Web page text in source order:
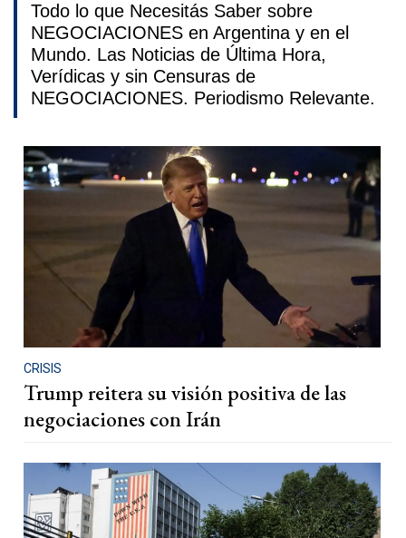
Todo lo que Necesitás Saber sobre
NEGOCIACIONES en Argentina y en el
Mundo. Las Noticias de Última Hora,
Verídicas y sin Censuras de
NEGOCIACIONES. Periodismo Relevante.
CRISIS
Trump reitera su visión positiva de las
negociaciones con Irán